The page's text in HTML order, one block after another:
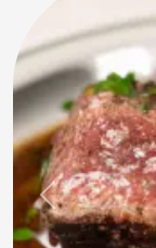
Previous